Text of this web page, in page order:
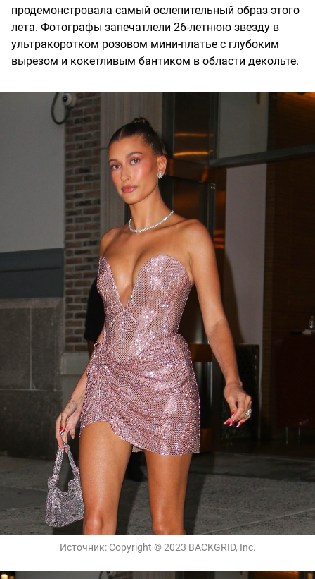
продемонстровала самый ослепительный образ этого
лета. Фотографы запечатлели 26-летнюю звезду в
ультракоротком розовом мини-платье с глубоким
вырезом и кокетливым бантиком в области декольте.
Источник: Copyright © 2023 BACKGRID, Inc.